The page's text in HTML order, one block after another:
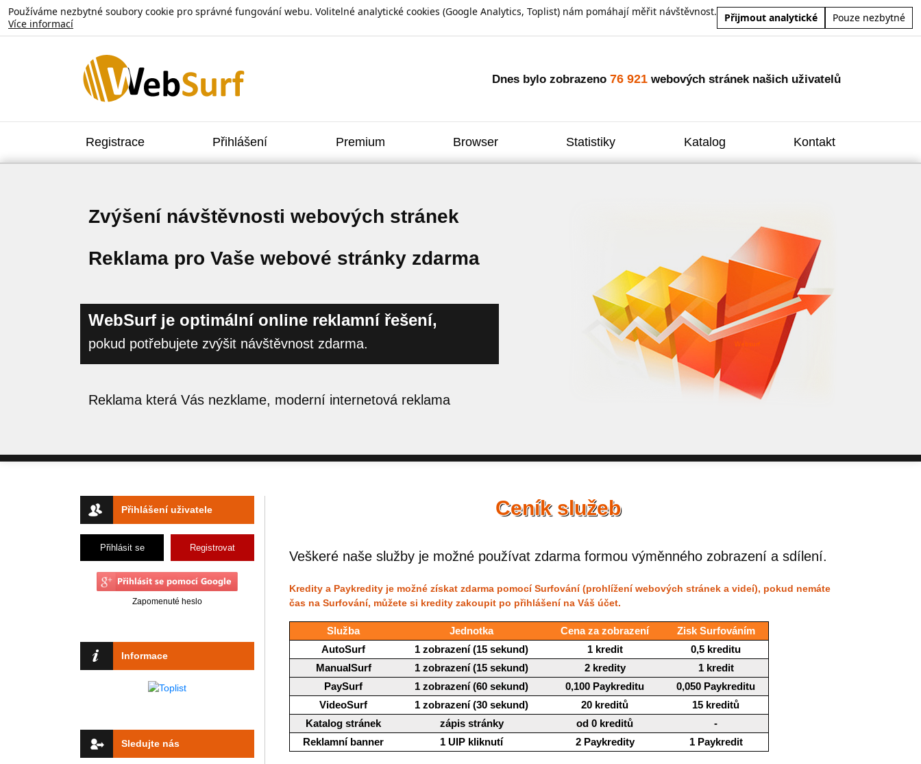
Používáme nezbytné soubory cookie pro správné fungování webu. Volitelné analytické cookies (Google Analytics, Toplist) nám pomáhají měřit návštěvnost.
Více informací
Přijmout analytické Pouze nezbytné
Dnes bylo zobrazeno 76 921 webových stránek našich uživatelů
Registrace Přihlášení Premium Browser Statistiky Katalog Kontakt
Zvýšení návštěvnosti webových stránek
Reklama pro Vaše webové stránky zdarma
WebSurf je optimální online reklamní řešení,
pokud potřebujete zvýšit návštěvnost zdarma.
Reklama která Vás nezklame, moderní internetová reklama
Přihlášení uživatele
Přihlásit se Registrovat
Zapomenuté heslo
Informace
Sledujte nás
Ceník služeb
Veškeré naše služby je možné používat zdarma formou výměnného zobrazení a sdílení.
Kredity a Paykredity je možné získat zdarma pomocí Surfování (prohlížení webových stránek a videí), pokud nemáte
čas na Surfování, můžete si kredity zakoupit po přihlášení na Váš účet.
Služba Jednotka Cena za zobrazení
Zisk Surfováním
AutoSurf
1 zobrazení (15 sekund) 1 kredit
0,5 kreditu
ManualSurf
1 zobrazení (15 sekund) 2 kredity
1 kredit
PaySurf
1 zobrazení (60 sekund) 0,100 Paykreditu
0,050 Paykreditu
VideoSurf
1 zobrazení (30 sekund) 20 kreditů
15 kreditů
Katalog stránek
zápis stránky od 0 kreditů
-
Reklamní banner
1 UIP kliknutí 2 Paykredity 1 Paykredit